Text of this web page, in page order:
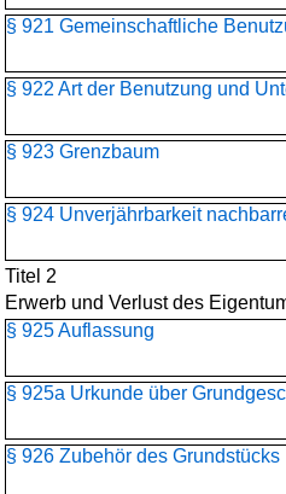
§ 921 Gemeinschaftliche
§ 922 Art der Benutzung und
§ 923 Grenzbaum
§ 924 Unverjährbarkeit
Titel 2
Erwerb und Verlust des
§ 925 Auflassung
§ 925a Urkunde über
§ 926 Zubehör des Grundstücks